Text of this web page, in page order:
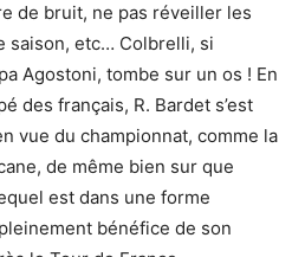
de bruit, ne pas réveiller les
saison, etc… Colbrelli, si
Agostoni, tombe sur un os ! En
des français, R. Bardet s’est
vue du championnat, comme la
de même bien sur que
est dans une forme
bénéfice de son